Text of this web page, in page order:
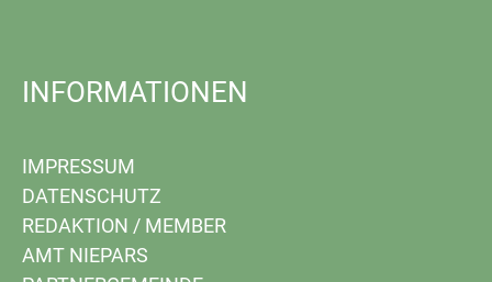
INFORMATIONEN
IMPRESSUM
DATENSCHUTZ
REDAKTION / MEMBER
AMT NIEPARS